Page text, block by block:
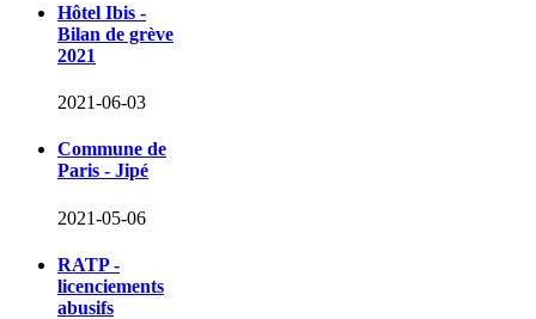
Hôtel Ibis -
Bilan de grève
2021
2021-06-03
Commune de
Paris - Jipé
2021-05-06
RATP -
licenciements
abusifs